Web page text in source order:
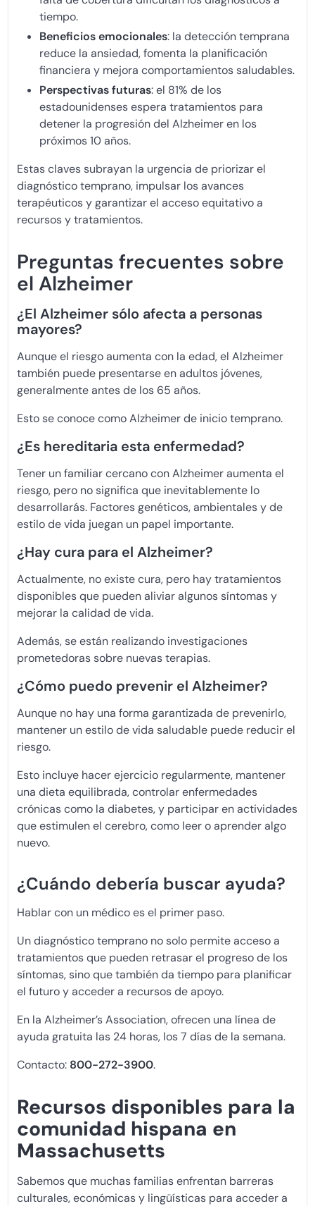
tiempo.
Beneficios emocionales: la detección temprana
reduce la ansiedad, fomenta la planificación
financiera y mejora comportamientos saludables.
Perspectivas futuras: el 81% de los
estadounidenses espera tratamientos para
detener la progresión del Alzheimer en los
próximos 10 años.
Estas claves subrayan la urgencia de priorizar el
diagnóstico temprano, impulsar los avances
terapéuticos y garantizar el acceso equitativo a
recursos y tratamientos.
Preguntas frecuentes sobre
el Alzheimer
¿El Alzheimer sólo afecta a personas
mayores?
Aunque el riesgo aumenta con la edad, el Alzheimer
también puede presentarse en adultos jóvenes,
generalmente antes de los 65 años.
Esto se conoce como Alzheimer de inicio temprano.
¿Es hereditaria esta enfermedad?
Tener un familiar cercano con Alzheimer aumenta el
riesgo, pero no significa que inevitablemente lo
desarrollarás. Factores genéticos, ambientales y de
estilo de vida juegan un papel importante.
¿Hay cura para el Alzheimer?
Actualmente, no existe cura, pero hay tratamientos
disponibles que pueden aliviar algunos síntomas y
mejorar la calidad de vida.
Además, se están realizando investigaciones
prometedoras sobre nuevas terapias.
¿Cómo puedo prevenir el Alzheimer?
Aunque no hay una forma garantizada de prevenirlo,
mantener un estilo de vida saludable puede reducir el
riesgo.
Esto incluye hacer ejercicio regularmente, mantener
una dieta equilibrada, controlar enfermedades
crónicas como la diabetes, y participar en actividades
que estimulen el cerebro, como leer o aprender algo
nuevo.
¿Cuándo debería buscar ayuda?
Hablar con un médico es el primer paso.
Un diagnóstico temprano no solo permite acceso a
tratamientos que pueden retrasar el progreso de los
síntomas, sino que también da tiempo para planificar
el futuro y acceder a recursos de apoyo.
En la Alzheimer’s Association, ofrecen una línea de
ayuda gratuita las 24 horas, los 7 días de la semana.
Contacto: 800-272-3900.
Recursos disponibles para la
comunidad hispana en
Massachusetts
Sabemos que muchas familias enfrentan barreras
culturales, económicas y lingüísticas para acceder a